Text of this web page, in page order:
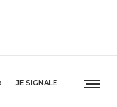
JE SIGNALE